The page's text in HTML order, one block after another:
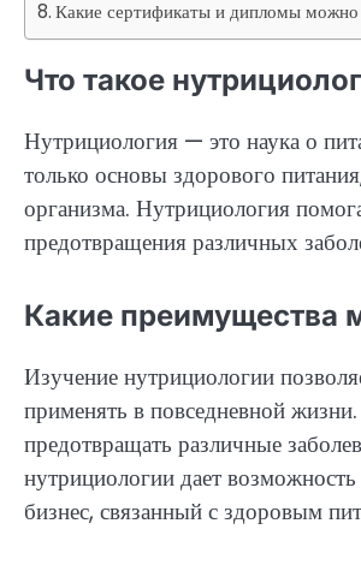
Какие сертификаты и дипломы можно
Что такое
Нутрициология — это наука о
только основы здорового
организма. Нутрициология
предотвращения различных
Какие преимущества
Изучение нутрициологии
применять в повседневной
предотвращать различные
нутрициологии дает
бизнес, связанный с здоровым